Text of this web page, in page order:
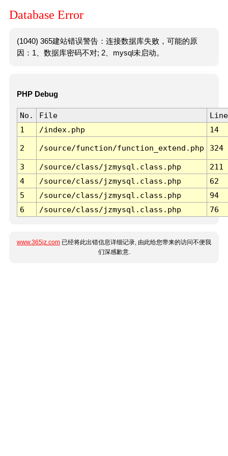
Database Error
(1040) 365建站错误警告：连接数据库失败，可能的原
因：1、数据库密码不对; 2、mysql未启动。
PHP Debug
No. File
Line
1
/index.php 14
2 /source/function/function_extend.php 324
3 /source/class/jzmysql.class.php
211
4
/source/class/jzmysql.class.php
62
5
/source/class/jzmysql.class.php
94
6
/source/class/jzmysql.class.php 76
www.365jz.com 已经将此出错信息详细记录, 由此给您带来的访问不便我
们深感歉意.